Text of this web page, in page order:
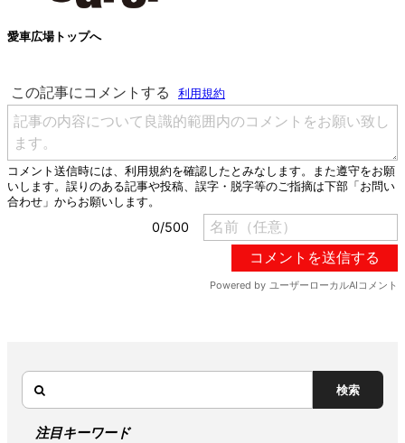
愛車広場トップへ
検索
注目キーワード